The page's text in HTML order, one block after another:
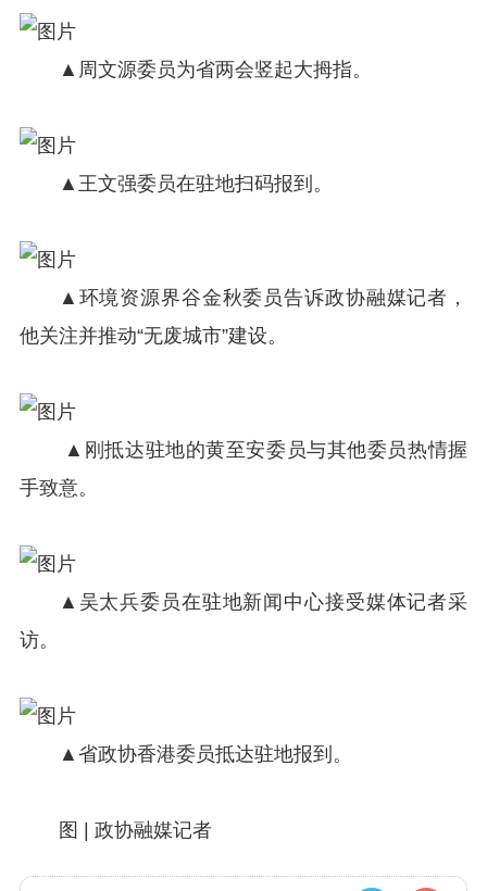
▲周文源委员为省两会竖起大拇指。
▲王文强委员在驻地扫码报到。
▲环境资源界谷金秋委员告诉政协融媒记者，
他关注并推动“无废城市”建设。
▲刚抵达驻地的黄至安委员与其他委员热情握
手致意。
▲吴太兵委员在驻地新闻中心接受媒体记者采
访。
▲省政协香港委员抵达驻地报到。
图 | 政协融媒记者